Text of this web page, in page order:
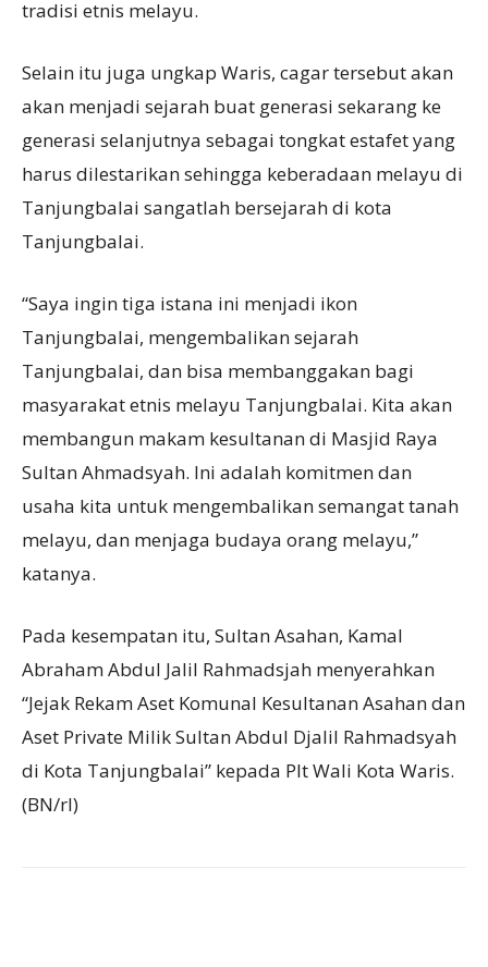
tradisi etnis melayu.
Selain itu juga ungkap Waris, cagar tersebut akan
akan menjadi sejarah buat generasi sekarang ke
generasi selanjutnya sebagai tongkat estafet yang
harus dilestarikan sehingga keberadaan melayu di
Tanjungbalai sangatlah bersejarah di kota
Tanjungbalai.
“Saya ingin tiga istana ini menjadi ikon
Tanjungbalai, mengembalikan sejarah
Tanjungbalai, dan bisa membanggakan bagi
masyarakat etnis melayu Tanjungbalai. Kita akan
membangun makam kesultanan di Masjid Raya
Sultan Ahmadsyah. Ini adalah komitmen dan
usaha kita untuk mengembalikan semangat tanah
melayu, dan menjaga budaya orang melayu,”
katanya.
Pada kesempatan itu, Sultan Asahan, Kamal
Abraham Abdul Jalil Rahmadsjah menyerahkan
“Jejak Rekam Aset Komunal Kesultanan Asahan dan
Aset Private Milik Sultan Abdul Djalil Rahmadsyah
di Kota Tanjungbalai” kepada Plt Wali Kota Waris.
(BN/rl)